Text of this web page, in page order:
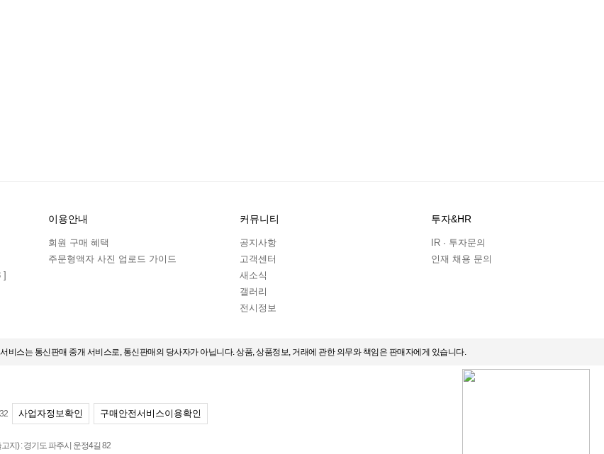
]
이용안내
회원 구매 혜택
주문형액자 사진 업로드 가이드
커뮤니티
공지사항
고객센터
새소식
갤러리
전시정보
투자&HR
IR · 투자문의
인재 채용 문의
비스는 통신판매 중개 서비스로, 통신판매의 당사자가 아닙니다. 상품, 상품정보, 거래에 관한 의무와 책임은 판매자에게 있습니다.
사업자정보확인 구매안전서비스이용확인
지) : 경기도 파주시 운정4길 82